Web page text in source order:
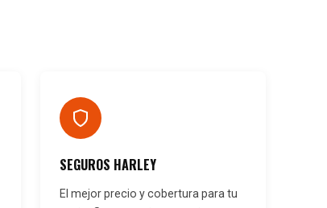
SEGUROS HARLEY
El mejor precio y cobertura para tu